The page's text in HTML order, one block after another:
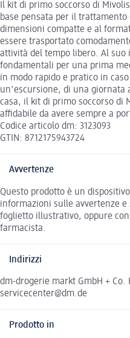
Il kit di primo soccorso di
base pensata per il
dimensioni compatte e al
essere trasportato
attività del tempo libero. Al
fondamentali per una prima
in modo rapido e pratico in
un'escursione, di una giornata
casa, il kit di primo soccorso di
affidabile da avere sempre a
Codice articolo dm: 3123093
GTIN: 8712175943724
Avvertenze
Questo prodotto è un
informazioni sulle avvertenze
foglietto illustrativo, oppure
farmacista.
Indirizzi
dm-drogerie markt GmbH + Co.
servicecenter@dm.de
Prodotto in